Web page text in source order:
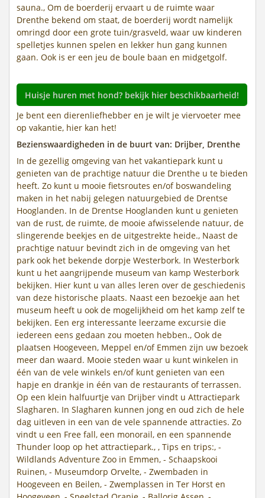
sauna., Om de boerderij ervaart u de ruimte waar
Drenthe bekend om staat, de boerderij wordt namelijk
omringd door een grote tuin/grasveld, waar uw kinderen
spelletjes kunnen spelen en lekker hun gang kunnen
gaan. Ook is er een jeu de boule baan en midgetgolf.
Huisje huren met hond? bekijk hier beschikbaarheid!
Je bent een dierenliefhebber en je wilt je viervoeter mee
op vakantie, hier kan het!
Bezienswaardigheden in de buurt van: Drijber, Drenthe
In de gezellig omgeving van het vakantiepark kunt u
genieten van de prachtige natuur die Drenthe u te bieden
heeft. Zo kunt u mooie fietsroutes en/of boswandeling
maken in het nabij gelegen natuurgebied de Drentse
Hooglanden. In de Drentse Hooglanden kunt u genieten
van de rust, de ruimte, de mooie afwisselende natuur, de
slingerende beekjes en de uitgestrekte heide., Naast de
prachtige natuur bevindt zich in de omgeving van het
park ook het bekende dorpje Westerbork. In Westerbork
kunt u het aangrijpende museum van kamp Westerbork
bekijken. Hier kunt u van alles leren over de geschiedenis
van deze historische plaats. Naast een bezoekje aan het
museum heeft u ook de mogelijkheid om het kamp zelf te
bekijken. Een erg interessante leerzame excursie die
iedereen eens gedaan zou moeten hebben., Ook de
plaatsen Hoogeveen, Meppel en/of Emmen zijn uw bezoek
meer dan waard. Mooie steden waar u kunt winkelen in
één van de vele winkels en/of kunt genieten van een
hapje en drankje in één van de restaurants of terrassen.
Op een klein halfuurtje van Drijber vindt u Attractiepark
Slagharen. In Slagharen kunnen jong en oud zich de hele
dag uitleven in een van de vele spannende attracties. Zo
vindt u een Free fall, een monorail, en een spannende
Thunder loop op het attractiepark., , Tips en trips:, -
Wildlands Adventure Zoo in Emmen, - Schaapskooi
Ruinen, - Museumdorp Orvelte, - Zwembaden in
Hoogeveen en Beilen, - Zwemplassen in Ter Horst en